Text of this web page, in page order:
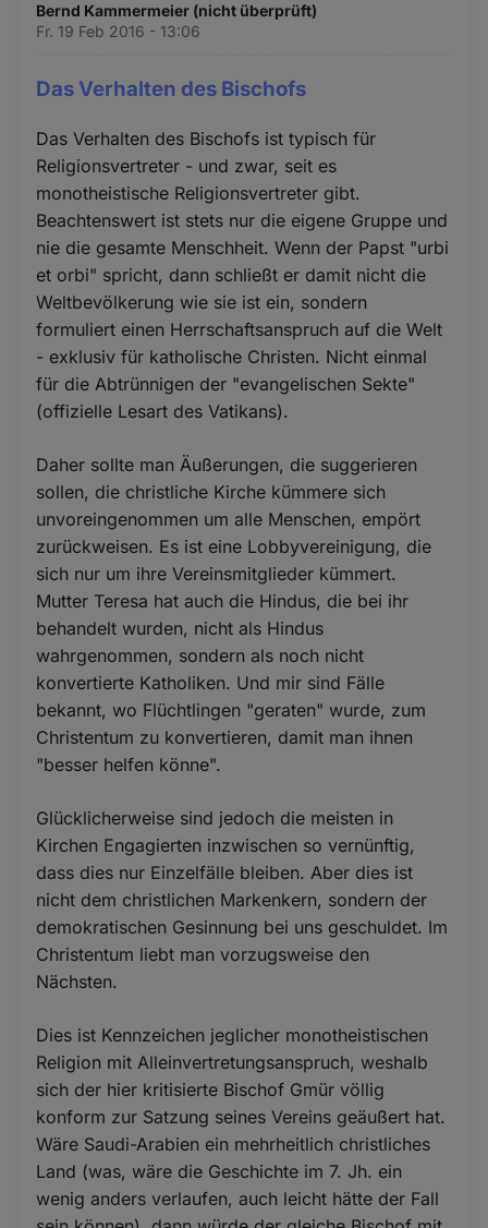
Bernd Kammermeier (nicht überprüft)
Fr. 19 Feb 2016 - 13:06
Das Verhalten des Bischofs
Das Verhalten des Bischofs ist typisch für
Religionsvertreter - und zwar, seit es
monotheistische Religionsvertreter gibt.
Beachtenswert ist stets nur die eigene Gruppe und
nie die gesamte Menschheit. Wenn der Papst "urbi
et orbi" spricht, dann schließt er damit nicht die
Weltbevölkerung wie sie ist ein, sondern
formuliert einen Herrschaftsanspruch auf die Welt
- exklusiv für katholische Christen. Nicht einmal
für die Abtrünnigen der "evangelischen Sekte"
(offizielle Lesart des Vatikans).
Daher sollte man Äußerungen, die suggerieren
sollen, die christliche Kirche kümmere sich
unvoreingenommen um alle Menschen, empört
zurückweisen. Es ist eine Lobbyvereinigung, die
sich nur um ihre Vereinsmitglieder kümmert.
Mutter Teresa hat auch die Hindus, die bei ihr
behandelt wurden, nicht als Hindus
wahrgenommen, sondern als noch nicht
konvertierte Katholiken. Und mir sind Fälle
bekannt, wo Flüchtlingen "geraten" wurde, zum
Christentum zu konvertieren, damit man ihnen
"besser helfen könne".
Glücklicherweise sind jedoch die meisten in
Kirchen Engagierten inzwischen so vernünftig,
dass dies nur Einzelfälle bleiben. Aber dies ist
nicht dem christlichen Markenkern, sondern der
demokratischen Gesinnung bei uns geschuldet. Im
Christentum liebt man vorzugsweise den
Nächsten.
Dies ist Kennzeichen jeglicher monotheistischen
Religion mit Alleinvertretungsanspruch, weshalb
sich der hier kritisierte Bischof Gmür völlig
konform zur Satzung seines Vereins geäußert hat.
Wäre Saudi-Arabien ein mehrheitlich christliches
Land (was, wäre die Geschichte im 7. Jh. ein
wenig anders verlaufen, auch leicht hätte der Fall